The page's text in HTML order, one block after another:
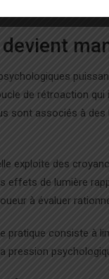
du jackpot.
de rétroaction qui
sont associés à
exploite des
effets de lumière
à évaluer
pratique consiste à
pression